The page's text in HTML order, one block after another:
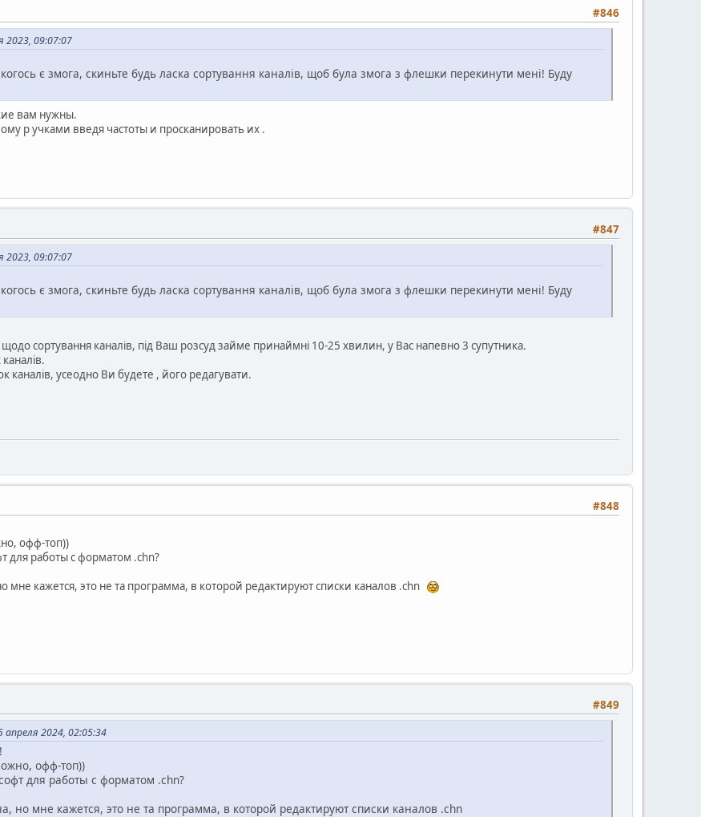
#846
09:07:07
є змога, скиньте будь ласка сортування каналів, щоб була змога з флешки перекинути мені! Буду
вам нужны.
р учками введя частоты и просканировать их .
#847
09:07:07
є змога, скиньте будь ласка сортування каналів, щоб була змога з флешки перекинути мені! Буду
сортування каналів, під Ваш розсуд займе принаймні 10-25 хвилин, у Вас напевно 3 супутника.
каналів, усеодно Ви будете , його редагувати.
#848
офф-топ))
для работы с форматом .chn?
мне кажется, это не та программа, в которой редактируют списки каналов .chn
#849
2024, 02:05:34
офф-топ))
для работы с форматом .chn?
но мне кажется, это не та программа, в которой редактируют списки каналов .chn